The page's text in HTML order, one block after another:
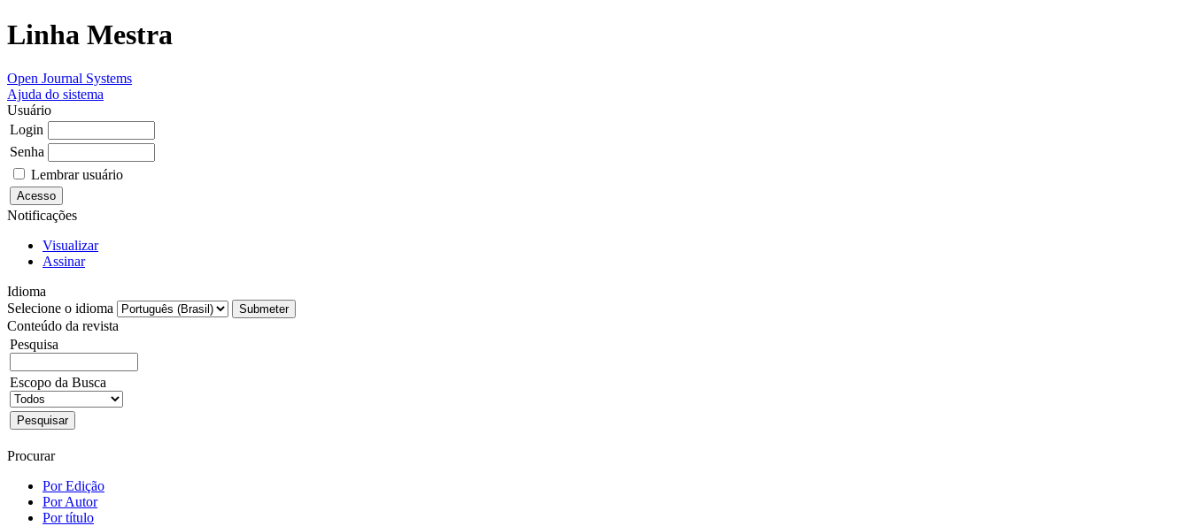
Linha Mestra
Open Journal Systems
Ajuda do sistema
Usuário
Login
Senha
Lembrar usuário
Notificações
Visualizar
Assinar
Idioma
Selecione o idioma
Conteúdo da revista
Pesquisa
Escopo da Busca
Procurar
Por Edição
Por Autor
Por título